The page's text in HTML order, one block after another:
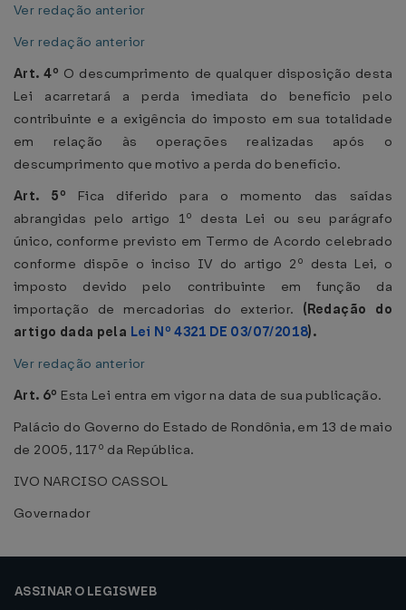
Ver redação anterior
Ver redação anterior
Art. 4º O descumprimento de qualquer disposição desta
Lei acarretará a perda imediata do benefício pelo
contribuinte e a exigência do imposto em sua totalidade
em relação às operações realizadas após o
descumprimento que motivo a perda do benefício.
Art. 5º Fica diferido para o momento das saídas
abrangidas pelo artigo 1º desta Lei ou seu parágrafo
único, conforme previsto em Termo de Acordo celebrado
conforme dispõe o inciso IV do artigo 2º desta Lei, o
imposto devido pelo contribuinte em função da
importação de mercadorias do exterior. (Redação do
artigo dada pela Lei Nº 4321 DE 03/07/2018).
Ver redação anterior
Art. 6º Esta Lei entra em vigor na data de sua publicação.
Palácio do Governo do Estado de Rondônia, em 13 de maio
de 2005, 117º da República.
IVO NARCISO CASSOL
Governador
ASSINAR O LEGISWEB